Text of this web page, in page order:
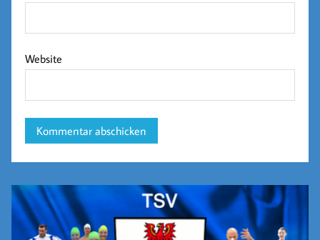
Website